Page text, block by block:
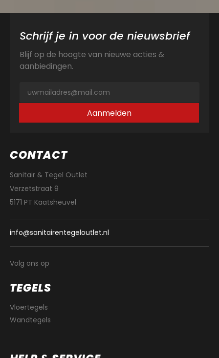
Schrijf je in voor de nieuwsbrief
Blijf op de hoogte van nieuwe acties &
aanbiedingen.
Aanmelden
CONTACT
Sanitair & Tegel Outlet
Verzetstraat 9
5171 PT Kaatsheuvel
info@sanitairentegeloutlet.nl
Volg ons op
TEGELS
Vloertegels
Wandtegels